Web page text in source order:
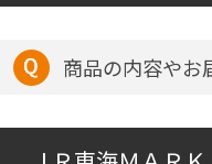
商品の内容やお